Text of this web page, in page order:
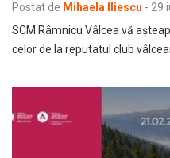
Postat de Mihaela Iliescu - 29
SCM Râmnicu Vâlcea vă
celor de la reputatul club